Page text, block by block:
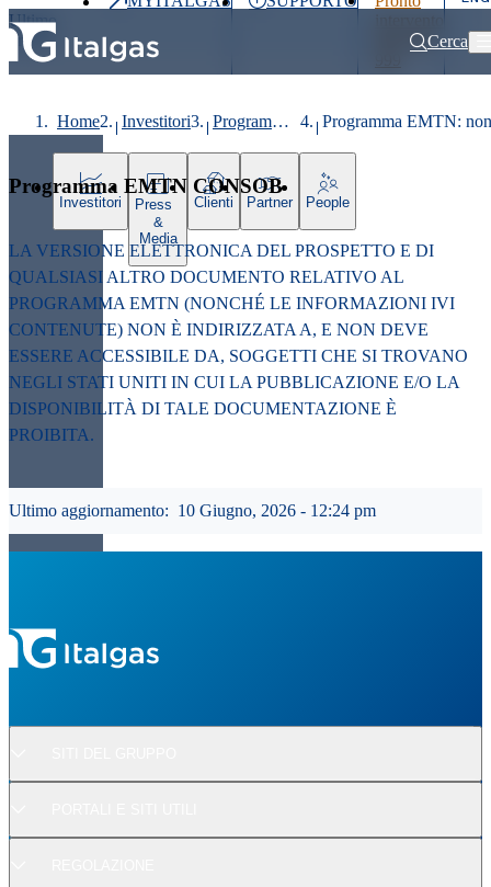
Ultimo
prezzo
800 900Cerca
Investitori
Press
&
Media
Clienti Partner People
Home Investitori Programma EMTN CONSOB Programma EMTN:
Programma EMTN CONSOB
LA VERSIONE ELETTRONICA DEL PROSPETTO E DI
QUALSIASI ALTRO DOCUMENTO RELATIVO AL
PROGRAMMA EMTN (NONCHÉ LE INFORMAZIONI IVI
CONTENUTE) NON È INDIRIZZATA A, E NON DEVE
ESSERE ACCESSIBILE DA, SOGGETTI CHE SI TROVANO
NEGLI STATI UNITI IN CUI LA PUBBLICAZIONE E/O LA
DISPONIBILITÀ DI TALE DOCUMENTAZIONE È
PROIBITA.
Ultimo aggiornamento: 10 Giugno, 2026 - 12:24 pm